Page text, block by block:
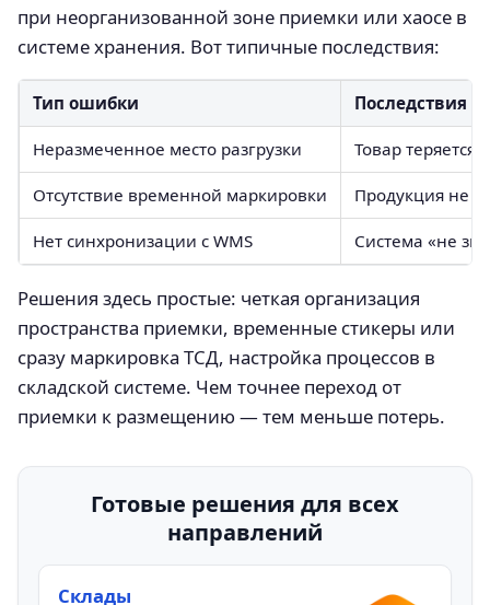
при неорганизованной зоне приемки или хаосе в
системе хранения. Вот типичные последствия:
Тип ошибки Последствия
Неразмеченное место разгрузки Товар теряется
Отсутствие временной маркировки Продукция не
Нет синхронизации с WMS Система «не
Решения здесь простые: четкая организация
пространства приемки, временные стикеры или
сразу маркировка ТСД, настройка процессов в
складской системе. Чем точнее переход от
приемки к размещению — тем меньше потерь.
Готовые решения для всех
направлений
Склады